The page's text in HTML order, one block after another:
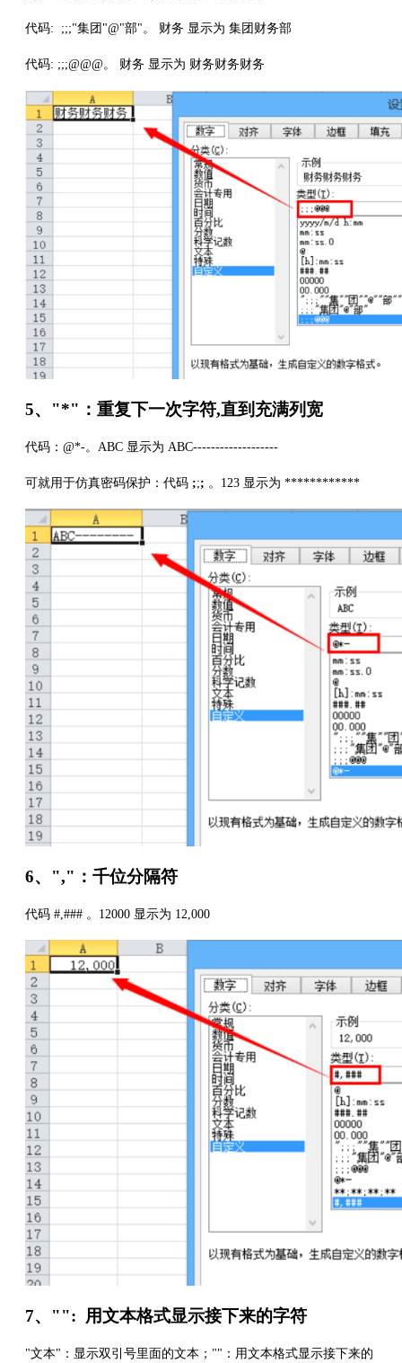
代码: ;;;"集团"@"部"。 财务 显示为 集团财务部
代码: ;;;@@@。 财务 显示为 财务财务财务
5、"*"：重复下一次字符,直到充满列宽
代码：@*-。ABC 显示为 ABC-------------------
可就用于仿真密码保护：代码 ;;; 。123 显示为 ************
6、","：千位分隔符
代码 #,### 。12000 显示为 12,000
7、"": 用文本格式显示接下来的字符
"文本"：显示双引号里面的文本；""：用文本格式显示接下来的